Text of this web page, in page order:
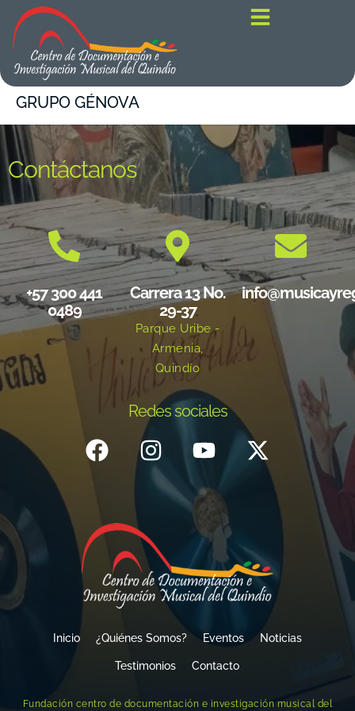
contenido
GRUPO GÉNOVA
Contáctanos
+57 300 441
0489
Carrera 13 No.
29-37
Parque Uribe -
Armenia,
Quindío
Redes sociales
Inicio ¿Quiénes Somos? Eventos Noticias
Testimonios Contacto
Fundación centro de documentación e investigación musical del